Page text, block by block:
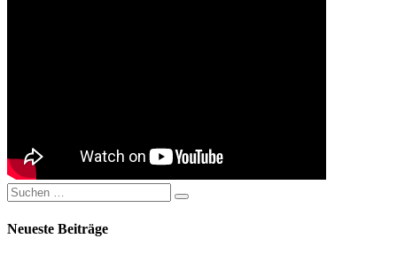
Suchen
nach:
Suchen
Neueste Beiträge